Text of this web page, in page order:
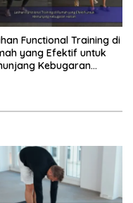
Functional Training di
yang Efektif untuk
Kebugaran